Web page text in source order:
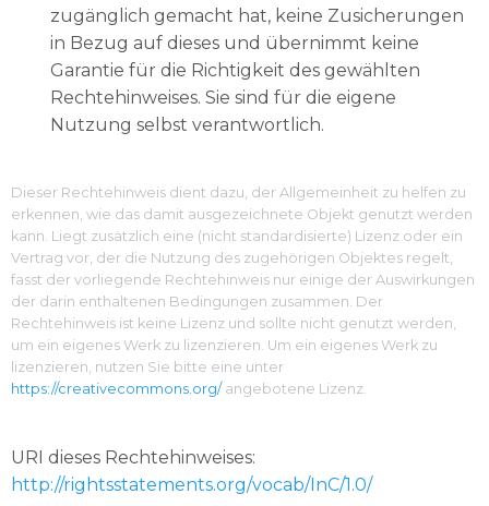
zugänglich gemacht hat, keine Zusicherungen
in Bezug auf dieses und übernimmt keine
Garantie für die Richtigkeit des gewählten
Rechtehinweises. Sie sind für die eigene
Nutzung selbst verantwortlich.
Dieser Rechtehinweis dient dazu, der Allgemeinheit zu helfen zu
erkennen, wie das damit ausgezeichnete Objekt genutzt werden
kann. Liegt zusätzlich eine (nicht standardisierte) Lizenz oder ein
Vertrag vor, der die Nutzung des zugehörigen Objektes regelt,
fasst der vorliegende Rechtehinweis nur einige der Auswirkungen
der darin enthaltenen Bedingungen zusammen. Der
Rechtehinweis ist keine Lizenz und sollte nicht genutzt werden,
um ein eigenes Werk zu lizenzieren. Um ein eigenes Werk zu
lizenzieren, nutzen Sie bitte eine unter
https://creativecommons.org/ angebotene Lizenz.
URI dieses Rechtehinweises:
http://rightsstatements.org/vocab/InC/1.0/